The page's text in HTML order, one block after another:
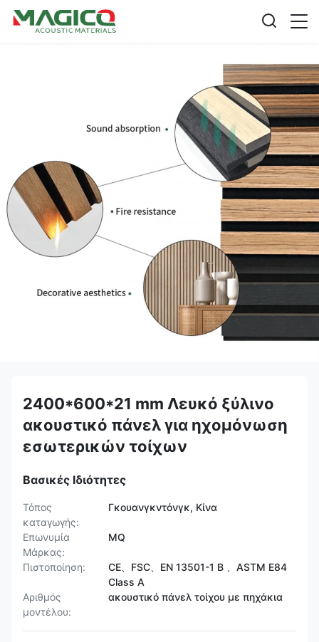
2400*600*21 mm Λευκό ξύλινο
ακουστικό πάνελ για ηχομόνωση
εσωτερικών τοίχων
Βασικές Ιδιότητες
Τόπος
καταγωγής:
Γκουανγκντόνγκ, Κίνα
Επωνυμία
Μάρκας:
MQ
Πιστοποίηση:
CE、FSC、EN 13501-1 B 、ASTM E84
Class A
Αριθμός
μοντέλου:
ακουστικό πάνελ τοίχου με πηχάκια